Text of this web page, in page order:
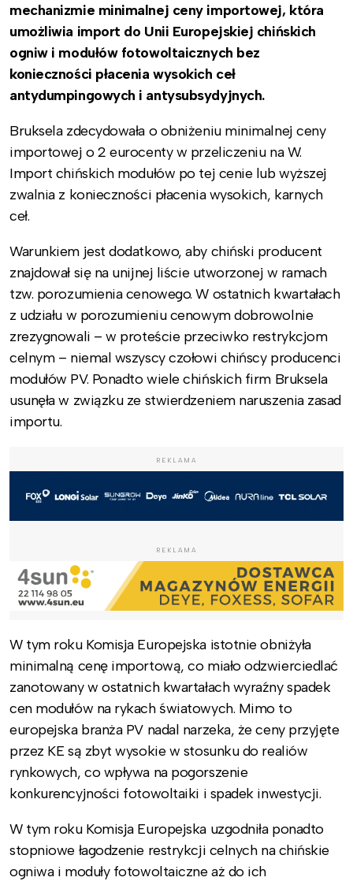
mechanizmie minimalnej ceny importowej, która
umożliwia import do Unii Europejskiej chińskich
ogniw i modułów fotowoltaicznych bez
konieczności płacenia wysokich ceł
antydumpingowych i antysubsydyjnych.
Bruksela zdecydowała o obniżeniu minimalnej ceny
importowej o 2 eurocenty w przeliczeniu na W.
Import chińskich modułów po tej cenie lub wyższej
zwalnia z konieczności płacenia wysokich, karnych
ceł.
Warunkiem jest dodatkowo, aby chiński producent
znajdował się na unijnej liście utworzonej w ramach
tzw. porozumienia cenowego. W ostatnich kwartałach
z udziału w porozumieniu cenowym dobrowolnie
zrezygnowali – w proteście przeciwko restrykcjom
celnym – niemal wszyscy czołowi chińscy producenci
modułów PV. Ponadto wiele chińskich firm Bruksela
usunęła w związku ze stwierdzeniem naruszenia zasad
importu.
REKLAMA
REKLAMA
W tym roku Komisja Europejska istotnie obniżyła
minimalną cenę importową, co miało odzwierciedlać
zanotowany w ostatnich kwartałach wyraźny spadek
cen modułów na rykach światowych. Mimo to
europejska branża PV nadal narzeka, że ceny przyjęte
przez KE są zbyt wysokie w stosunku do realiów
rynkowych, co wpływa na pogorszenie
konkurencyjności fotowoltaiki i spadek inwestycji.
W tym roku Komisja Europejska uzgodniła ponadto
stopniowe łagodzenie restrykcji celnych na chińskie
ogniwa i moduły fotowoltaiczne aż do ich